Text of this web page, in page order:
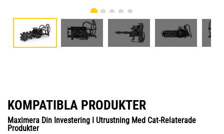
KOMPATIBLA PRODUKTER
Maximera Din Investering I Utrustning Med Cat-Relaterade
Produkter